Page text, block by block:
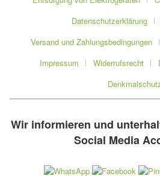
Datenschutzerklärung
Versand und Zahlungsbedingungen
Impressum
Widerrufsrecht
Wir informieren und
Social Media